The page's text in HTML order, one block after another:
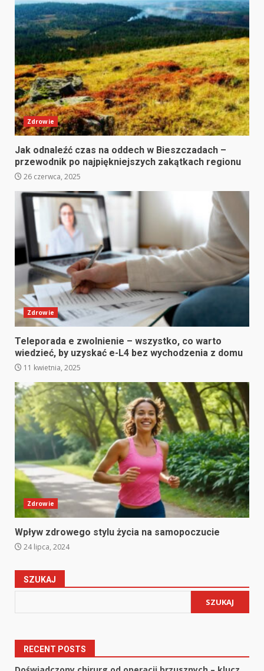
Zdrowie
Jak odnaleźć czas na oddech w Bieszczadach –
przewodnik po najpiękniejszych zakątkach regionu
26 czerwca, 2025
Zdrowie
Teleporada e zwolnienie – wszystko, co warto
wiedzieć, by uzyskać e-L4 bez wychodzenia z domu
11 kwietnia, 2025
Zdrowie
Wpływ zdrowego stylu życia na samopoczucie
24 lipca, 2024
SZUKAJ
SZUKAJ
RECENT POSTS